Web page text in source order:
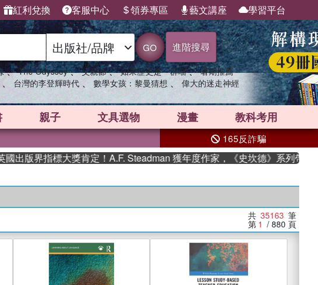
紅利兌換 客服中心 領券專區 藝文講座 學習平台
GO 進階搜尋
、 The Odyssey 、 父親節 、 如果歷史是一群喵 、 暑期推薦
、 台灣的李登輝時代 、 數學女孩：黎曼猜想 、 偉大的迷走神經
親子 文具選物 漫畫 教科考用
165反詐騙
指標大獎肯定！A.F. Steadman 獲年度作家，《史坎德》系列帶你踏上熱血
共 35163 筆
第 1 / 880 頁